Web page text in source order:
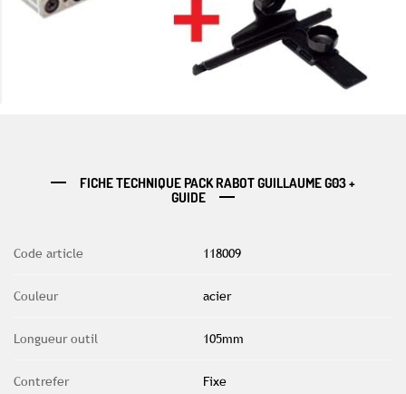
FICHE TECHNIQUE PACK RABOT GUILLAUME G03 +
GUIDE
Code article 118009
Couleur acier
Longueur outil 105mm
Contrefer Fixe